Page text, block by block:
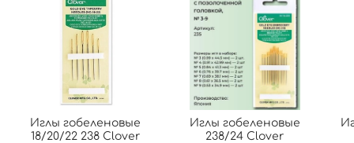
Иглы гобеленовые
18/20/22 238 Clover
Иглы гобеленовые
238/24 Clover